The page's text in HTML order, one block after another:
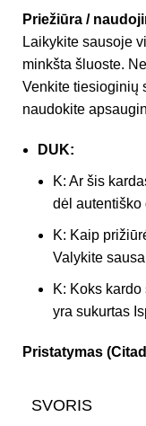
Priežiūra /
Laikykite sausoje
minkšta šluoste.
Venkite tiesioginių
naudokite
DUK:
K: Ar šis
dėl autentiško
K: Kaip
Valykite
K: Koks
yra sukurtas
Pristatymas
SVORIS